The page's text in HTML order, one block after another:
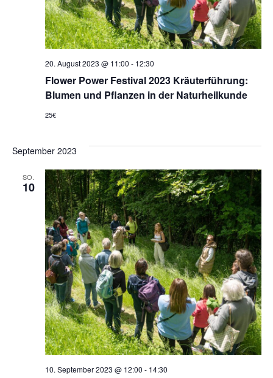
Flower Power Festival 2023 Kräuterführung:
Blumen und Pflanzen in der Naturheilkunde
20. August 2023 @ 11:00 - 12:30
25€
September 2023
SO.
10
10. September 2023 @ 12:00 - 14:30